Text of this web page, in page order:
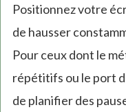
Positionnez votre
de hausser
Pour ceux dont le
répétitifs ou le port
de planifier des